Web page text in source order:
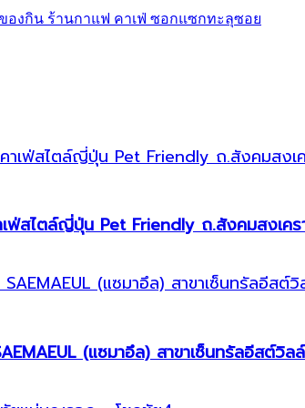
ฟ่สไตล์ญี่ปุ่น Pet Friendly ถ.สังคมสงเคร
(แซมาอึล) สาขาเซ็นทรัลอีสต์วิลล์